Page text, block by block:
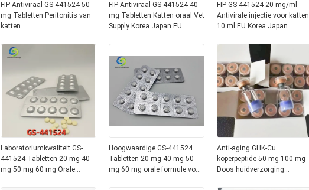
FIP Antiviraal GS-441524 50
mg Tabletten Peritonitis van
katten
FIP Antiviraal GS-441524 40
mg Tabletten Katten oraal Vet
Supply Korea Japan EU
FIP GS-441524 20 mg/ml
Antivirale injectie voor katten
10 ml EU Korea Japan
Laboratoriumkwaliteit GS-
441524 Tabletten 20 mg 40
mg 50 mg 60 mg Orale
Hoogwaardige GS-441524
Tabletten 20 mg 40 mg 50
mg 60 mg orale formule voor
Anti-aging GHK-Cu
koperpeptide 50 mg 100 mg
Doos huidverzorging